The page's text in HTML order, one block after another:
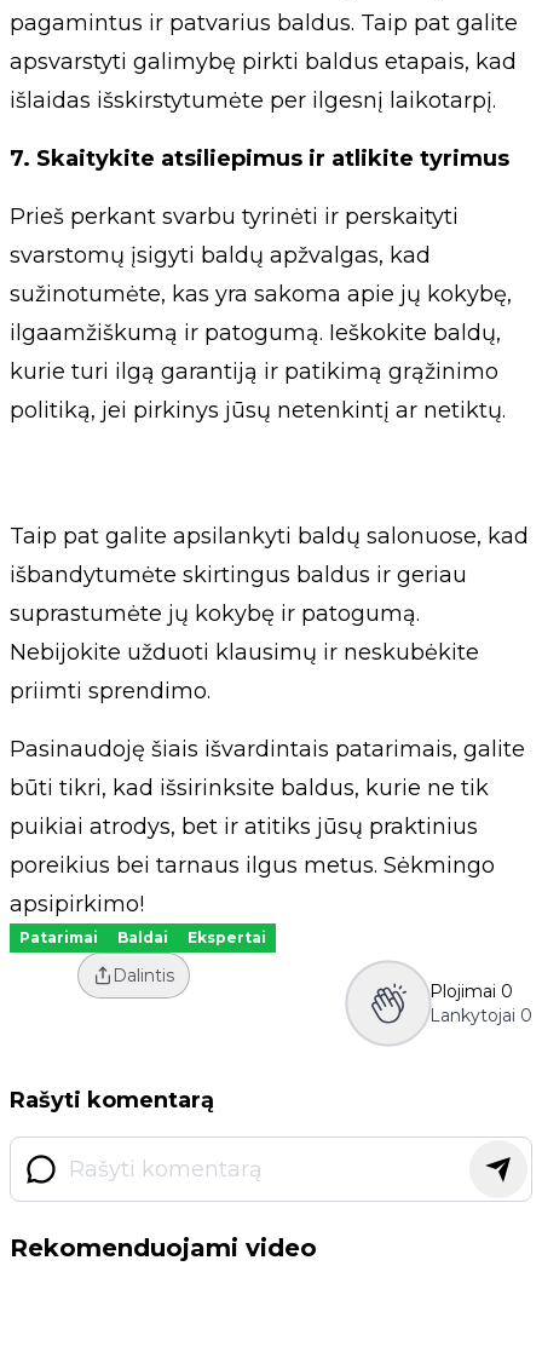
pagamintus ir patvarius baldus. Taip pat galite
apsvarstyti galimybę pirkti baldus etapais, kad
išlaidas išskirstytumėte per ilgesnį laikotarpį.
7. Skaitykite atsiliepimus ir atlikite tyrimus
Prieš perkant svarbu tyrinėti ir perskaityti
svarstomų įsigyti baldų apžvalgas, kad
sužinotumėte, kas yra sakoma apie jų kokybę,
ilgaamžiškumą ir patogumą. Ieškokite baldų,
kurie turi ilgą garantiją ir patikimą grąžinimo
politiką, jei pirkinys jūsų netenkintį ar netiktų.
Taip pat galite apsilankyti baldų salonuose, kad
išbandytumėte skirtingus baldus ir geriau
suprastumėte jų kokybę ir patogumą.
Nebijokite užduoti klausimų ir neskubėkite
priimti sprendimo.
Pasinaudoję šiais išvardintais patarimais, galite
būti tikri, kad išsirinksite baldus, kurie ne tik
puikiai atrodys, bet ir atitiks jūsų praktinius
poreikius bei tarnaus ilgus metus. Sėkmingo
apsipirkimo!
Patarimai Baldai Ekspertai
Dalintis
Plojimai 0
Lankytojai 0
Rašyti komentarą
Rekomenduojami video